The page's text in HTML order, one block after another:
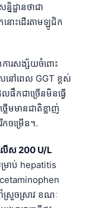
ដ្ឋានថាជា
កនោះដើរតាមឡូជិក
នការសង្ស័យចំពោះ
ៅពេល GGT ខ្ពស់
កជាច្រើនមិនធ្វើ
ើមមានជាតិខ្លាញ់
ចម្រើន។.
ើស 200 U/L
រាប់ hepatitis
ស្រួចស្រាវ ខណៈ